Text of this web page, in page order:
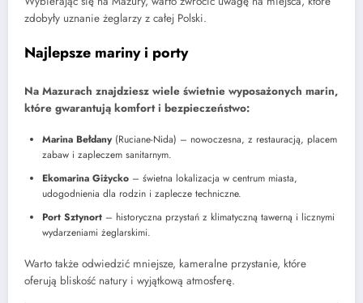
zdobyły uznanie żeglarzy z całej Polski.
Najlepsze mariny i porty
Na Mazurach znajdziesz wiele świetnie wyposażonych marin,
które gwarantują komfort i bezpieczeństwo:
Marina Bełdany(Ruciane-Nida) – nowoczesna, z restauracją, placem
zabaw i zapleczem sanitarnym.
Ekomarina Giżycko – świetna lokalizacja w centrum miasta,
udogodnienia dla rodzin i zaplecze techniczne.
Port Sztynort – historyczna przystań z klimatyczną tawerną i licznymi
wydarzeniami żeglarskimi.
Warto także odwiedzić mniejsze, kameralne przystanie, które
oferują bliskość natury i wyjątkową atmosferę.